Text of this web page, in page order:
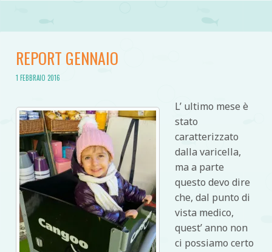
REPORT GENNAIO
1 FEBBRAIO 2016
L’ ultimo mese è
stato
caratterizzato
dalla varicella,
ma a parte
questo devo dire
che, dal punto di
vista medico,
quest’ anno non
ci possiamo certo